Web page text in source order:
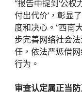
“报告中提到‘公
付出代价’，彰显
度和决心。”西南
步完善网络社会
任，依法严惩借
行为。
审查认定属正当